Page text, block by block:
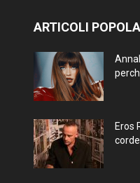
ARTICOLI
Eros